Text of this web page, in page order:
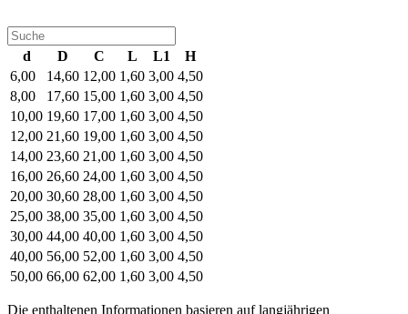
d D C L L1
H
6,00
14,60 12,00 1,60 3,00 4,50
8,00
17,60 15,00 1,60 3,00 4,50
10,00 19,60 17,00 1,60 3,00 4,50
12,00 21,60 19,00 1,60 3,00 4,50
14,00 23,60 21,00 1,60 3,00 4,50
16,00 26,60 24,00 1,60 3,00 4,50
20,00 30,60 28,00 1,60 3,00 4,50
25,00 38,00 35,00 1,60 3,00 4,50
30,00 44,00 40,00 1,60 3,00 4,50
40,00 56,00 52,00 1,60 3,00 4,50
50,00 66,00 62,00 1,60 3,00 4,50
Die enthaltenen Informationen basieren auf langjährigen